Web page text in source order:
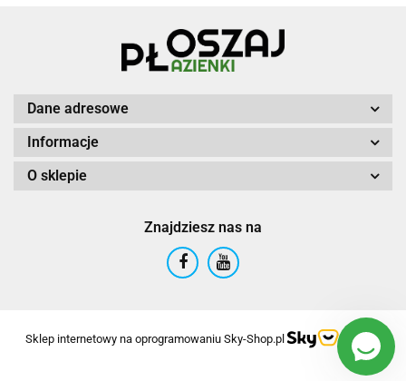
Dane adresowe
Informacje
O sklepie
Znajdziesz nas na
Sklep internetowy na oprogramowaniu Sky-Shop.pl